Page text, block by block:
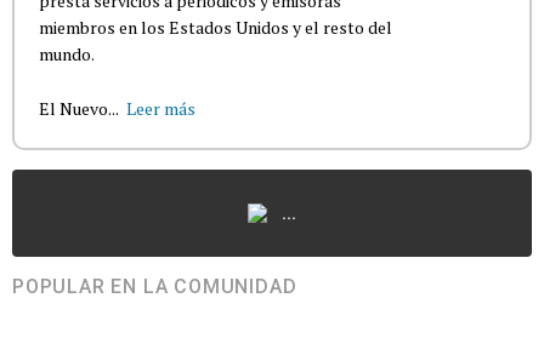
miembros en los Estados Unidos y el resto del
mundo.
El Nuevo... Leer más
...
POPULAR EN LA COMUNIDAD